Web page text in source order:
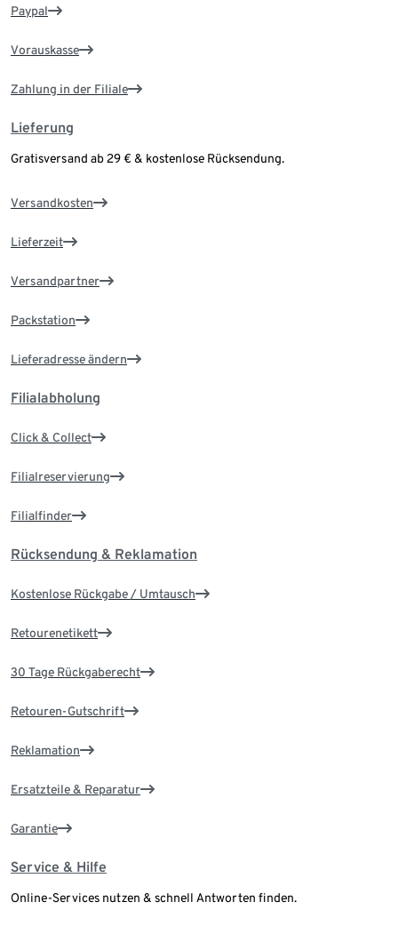
Paypal
Vorauskasse
Zahlung in der Filiale
Lieferung
Gratisversand ab 29 € & kostenlose Rücksendung.
Versandkosten
Lieferzeit
Versandpartner
Packstation
Lieferadresse ändern
Filialabholung
Click & Collect
Filialreservierung
Filialfinder
Rücksendung & Reklamation
Kostenlose Rückgabe / Umtausch
Retourenetikett
30 Tage Rückgaberecht
Retouren-Gutschrift
Reklamation
Ersatzteile & Reparatur
Garantie
Service & Hilfe
Online-Services nutzen & schnell Antworten finden.